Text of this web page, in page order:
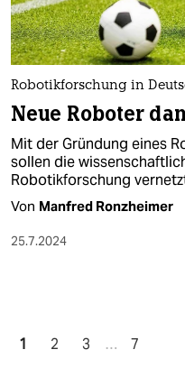
Robotikforschung in
Neue Roboter
Mit der Gründung eines
sollen die
Robotikforschung
Von Manfred Ronzheimer
25.7.2024
1 2 3 … 7